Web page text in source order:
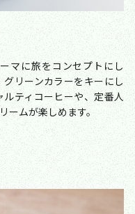
マに旅をコンセプトにし
リーンカラーをキーにし
ティコーヒーや、定番人
ームが楽しめます。